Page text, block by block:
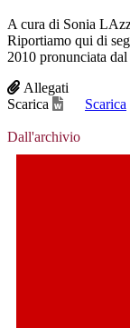
A cura di Sonia
Riportiamo qui di
2010 pronunciata
Allegati
Scarica
Scarica
Dall'archivio